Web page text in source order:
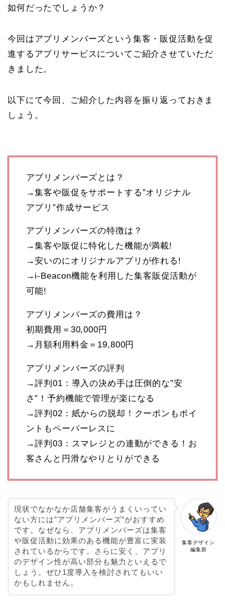
如何だったでしょうか？
今回はアプリメンバーズという集客・販促活動を促
進するアプリサービスについてご紹介させていただ
きました。
以下にて今回、ご紹介した内容を振り返っておきま
しょう。
アプリメンバーズとは？
→集客や販促をサポートする”オリジナル
アプリ”作成サービス
アプリメンバーズの特徴は？
→集客や販促に特化した機能が満載!
→安いのにオリジナルアプリが作れる!
→i-Beacon機能を利用した集客販促活動が
可能!
アプリメンバーズの費用は？
初期費用＝30,000円
→月額利用料金＝19,800円
アプリメンバーズの評判
→評判01：導入の決め手は圧倒的な”安
さ”！予約機能で管理が楽になる
→評判02：紙からの脱却！クーポンもポイ
ントもペーパーレスに
→評判03：スマレジとの連動ができる！お
客さんと円滑なやりとりができる
集客デザイン
編集部
現状でなかなか店舗集客がうまくいってい
ない方には”アプリメンバーズ”がおすすめ
です。なぜなら、アプリメンバーズは集客
や販促活動に効果のある機能が豊富に実装
されているからです。さらに安く、アプリ
のデザイン性が高い部分も魅力といえるで
しょう。ぜひ1度導入を検討されてもいい
かもしれません。